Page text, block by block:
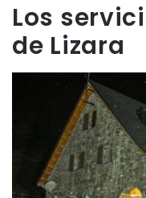
Los
de Lizara